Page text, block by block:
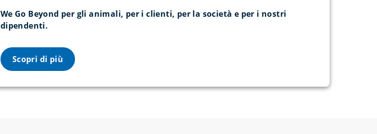
We Go Beyond per gli animali, per i clienti, per la società e per i nostri
dipendenti.
Scopri di più